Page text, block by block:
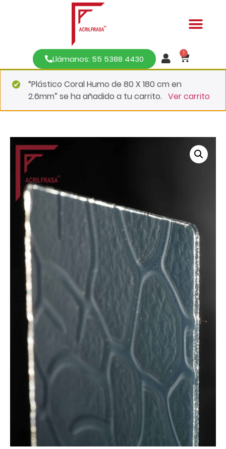
Llámanos: 55 5388 4430
1
“Plástico Coral Humo de 80 X 180 cm en
2.6mm” se ha añadido a tu carrito. Ver carrito